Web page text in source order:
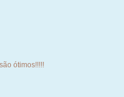
ótimos!!!!!